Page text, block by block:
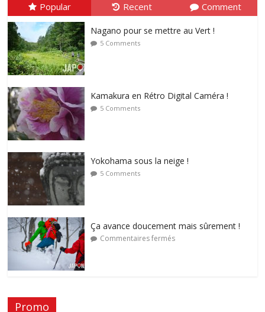
Popular Recent Comment
Nagano pour se mettre au Vert !
5 Comments
Kamakura en Rétro Digital Caméra !
5 Comments
Yokohama sous la neige !
5 Comments
Ça avance doucement mais sûrement !
Commentaires fermés
Promo